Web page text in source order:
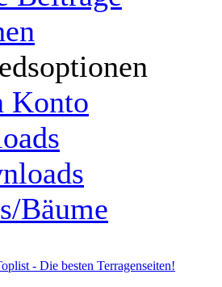
Konto
Bäume